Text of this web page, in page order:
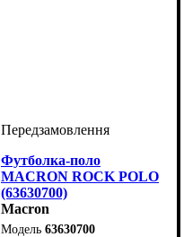
Футболка-поло
MACRON ROCK POLO
(63630700)
Macron
63630700